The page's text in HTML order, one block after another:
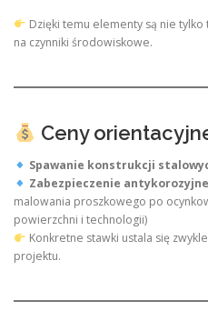
Dzięki temu elementy są nie
na czynniki środowiskowe.
Ceny
Spawanie konstrukcji
Zabezpieczenie
malowania proszkowego po
powierzchni i technologii)
Konkretne stawki ustala się
projektu.